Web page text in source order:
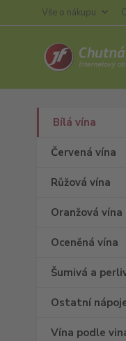
Vše o nákupu
Bílá vína
Červená vína
Růžová vína
Oranžová vína
Oceněná vína
Šumivá a
Ostatní
Vína podle